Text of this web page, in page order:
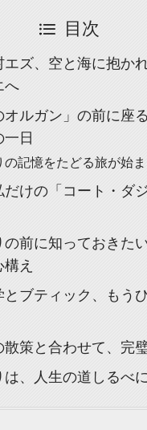
目次
エズ、空と海に抱か
へ
オルガン」の前に座
一日
の記憶をたどる旅が始
だけの「コート・ダ
の前に知っておきた
え
とブティック、もう
散策と合わせて、完
は、人生の道しるべ